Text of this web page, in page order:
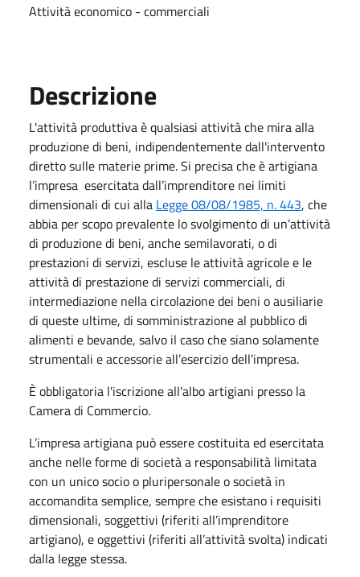
Attività economico - commerciali
Descrizione
L'attività produttiva è qualsiasi attività che mira alla
produzione di beni, indipendentemente dall'intervento
diretto sulle materie prime. Si precisa che è artigiana
l’impresa esercitata dall’imprenditore nei limiti
dimensionali di cui alla Legge 08/08/1985, n. 443, che
abbia per scopo prevalente lo svolgimento di un’attività
di produzione di beni, anche semilavorati, o di
prestazioni di servizi, escluse le attività agricole e le
attività di prestazione di servizi commerciali, di
intermediazione nella circolazione dei beni o ausiliarie
di queste ultime, di somministrazione al pubblico di
alimenti e bevande, salvo il caso che siano solamente
strumentali e accessorie all’esercizio dell’impresa.
È obbligatoria l'iscrizione all'albo artigiani presso la
Camera di Commercio.
L’impresa artigiana può essere costituita ed esercitata
anche nelle forme di società a responsabilità limitata
con un unico socio o pluripersonale o società in
accomandita semplice, sempre che esistano i requisiti
dimensionali, soggettivi (riferiti all’imprenditore
artigiano), e oggettivi (riferiti all’attività svolta) indicati
dalla legge stessa.